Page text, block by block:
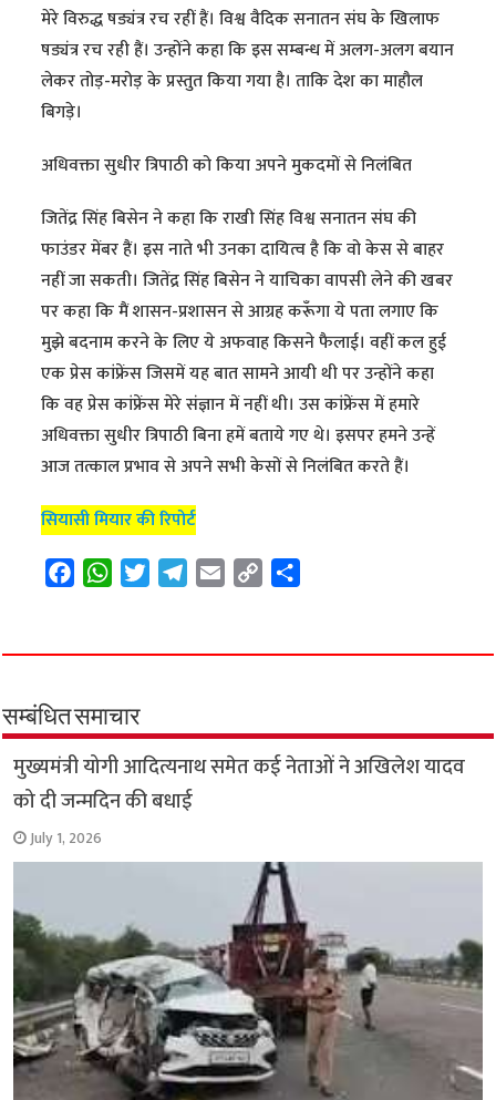
मेरे विरुद्ध षड्यंत्र रच रहीं हैं। विश्व वैदिक सनातन संघ के खिलाफ
षड्यंत्र रच रही हैं। उन्होंने कहा कि इस सम्बन्ध में अलग-अलग बयान
लेकर तोड़-मरोड़ के प्रस्तुत किया गया है। ताकि देश का माहौल
बिगड़े।
अधिवक्ता सुधीर त्रिपाठी को किया अपने मुकदमों से निलंबित
जितेंद्र सिंह बिसेन ने कहा कि राखी सिंह विश्व सनातन संघ की
फाउंडर मेंबर हैं। इस नाते भी उनका दायित्व है कि वो केस से बाहर
नहीं जा सकती। जितेंद्र सिंह बिसेन ने याचिका वापसी लेने की खबर
पर कहा कि मैं शासन-प्रशासन से आग्रह करूँगा ये पता लगाए कि
मुझे बदनाम करने के लिए ये अफवाह किसने फैलाई। वहीं कल हुई
एक प्रेस कांफ्रेंस जिसमें यह बात सामने आयी थी पर उन्होंने कहा
कि वह प्रेस कांफ्रेंस मेरे संज्ञान में नहीं थी। उस कांफ्रेंस में हमारे
अधिवक्ता सुधीर त्रिपाठी बिना हमें बताये गए थे। इसपर हमने उन्हें
आज तत्काल प्रभाव से अपने सभी केसों से निलंबित करते हैं।
सियासी मियार की रिपोर्ट
e
o
o
k
W
t
A
p
p
t
r
e
a
m
i
y
n
k
r
सम्बंधित समाचार
मुख्यमंत्री योगी आदित्यनाथ समेत कई नेताओं ने अखिलेश यादव
को दी जन्मदिन की बधाई
July 1, 2026